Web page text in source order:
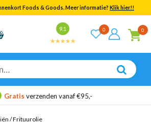
Foods & Goods. Meer informatie? Klik hier!!
9.1 0 0
alle resultaten
Gratisverzenden vanaf €95,-
/Frituurolie